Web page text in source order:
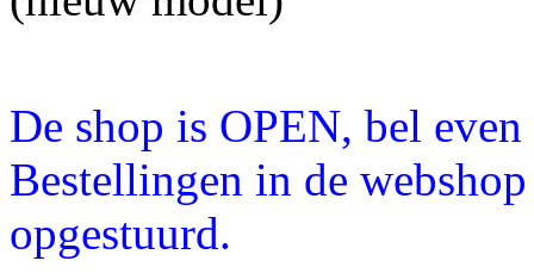
De shop is OPEN, bel
Bestellingen in de
opgestuurd.